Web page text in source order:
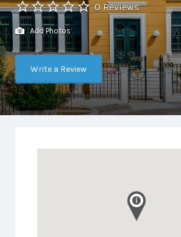
0 Reviews
Add Photos
Write a Review